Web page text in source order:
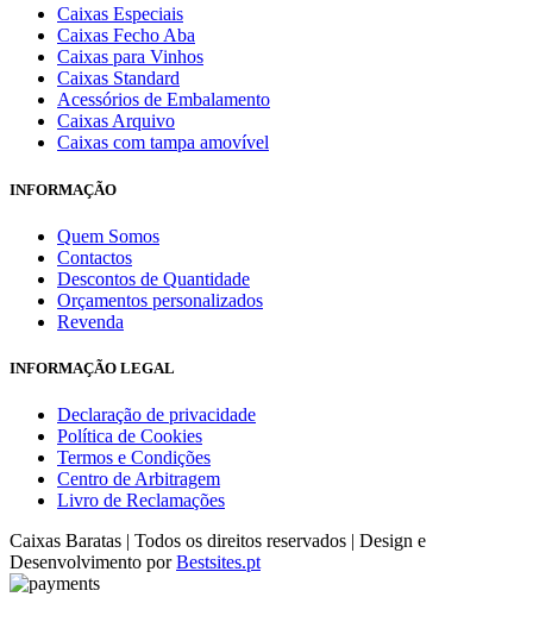
Caixas Especiais
Caixas Fecho Aba
Caixas para Vinhos
Caixas Standard
Acessórios de Embalamento
Caixas Arquivo
Caixas com tampa amovível
INFORMAÇÃO
Quem Somos
Contactos
Descontos de Quantidade
Orçamentos personalizados
Revenda
INFORMAÇÃO LEGAL
Declaração de privacidade
Política de Cookies
Termos e Condições
Centro de Arbitragem
Livro de Reclamações
Caixas Baratas | Todos os direitos reservados | Design e
Desenvolvimento porBestsites.pt